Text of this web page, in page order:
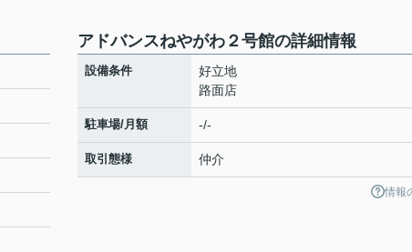
アドバンスねやがわ２号館の詳細情報
設備条件
好立地
路面店
駐車場/月額 -/-
取引態様 仲介
情報